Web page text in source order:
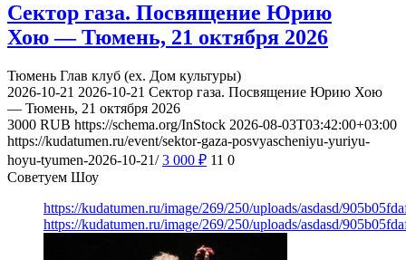
Сектор газа. Посвящение Юрию
Хою — Тюмень, 21 октября 2026
Тюмень Глав клуб (ex. Дом культуры)
2026-10-21 2026-10-21 Сектор газа. Посвящение Юрию Хою
— Тюмень, 21 октября 2026
3000 RUB https://schema.org/InStock 2026-08-03T03:42:00+03:00
https://kudatumen.ru/event/sektor-gaza-posvyascheniyu-yuriyu-
hoyu-tyumen-2026-10-21/ 3 000 ₽ 11 0
Советуем Шоу
https://kudatumen.ru/image/269/250/uploads/asdasd/
https://kudatumen.ru/image/269/250/uploads/asdasd/